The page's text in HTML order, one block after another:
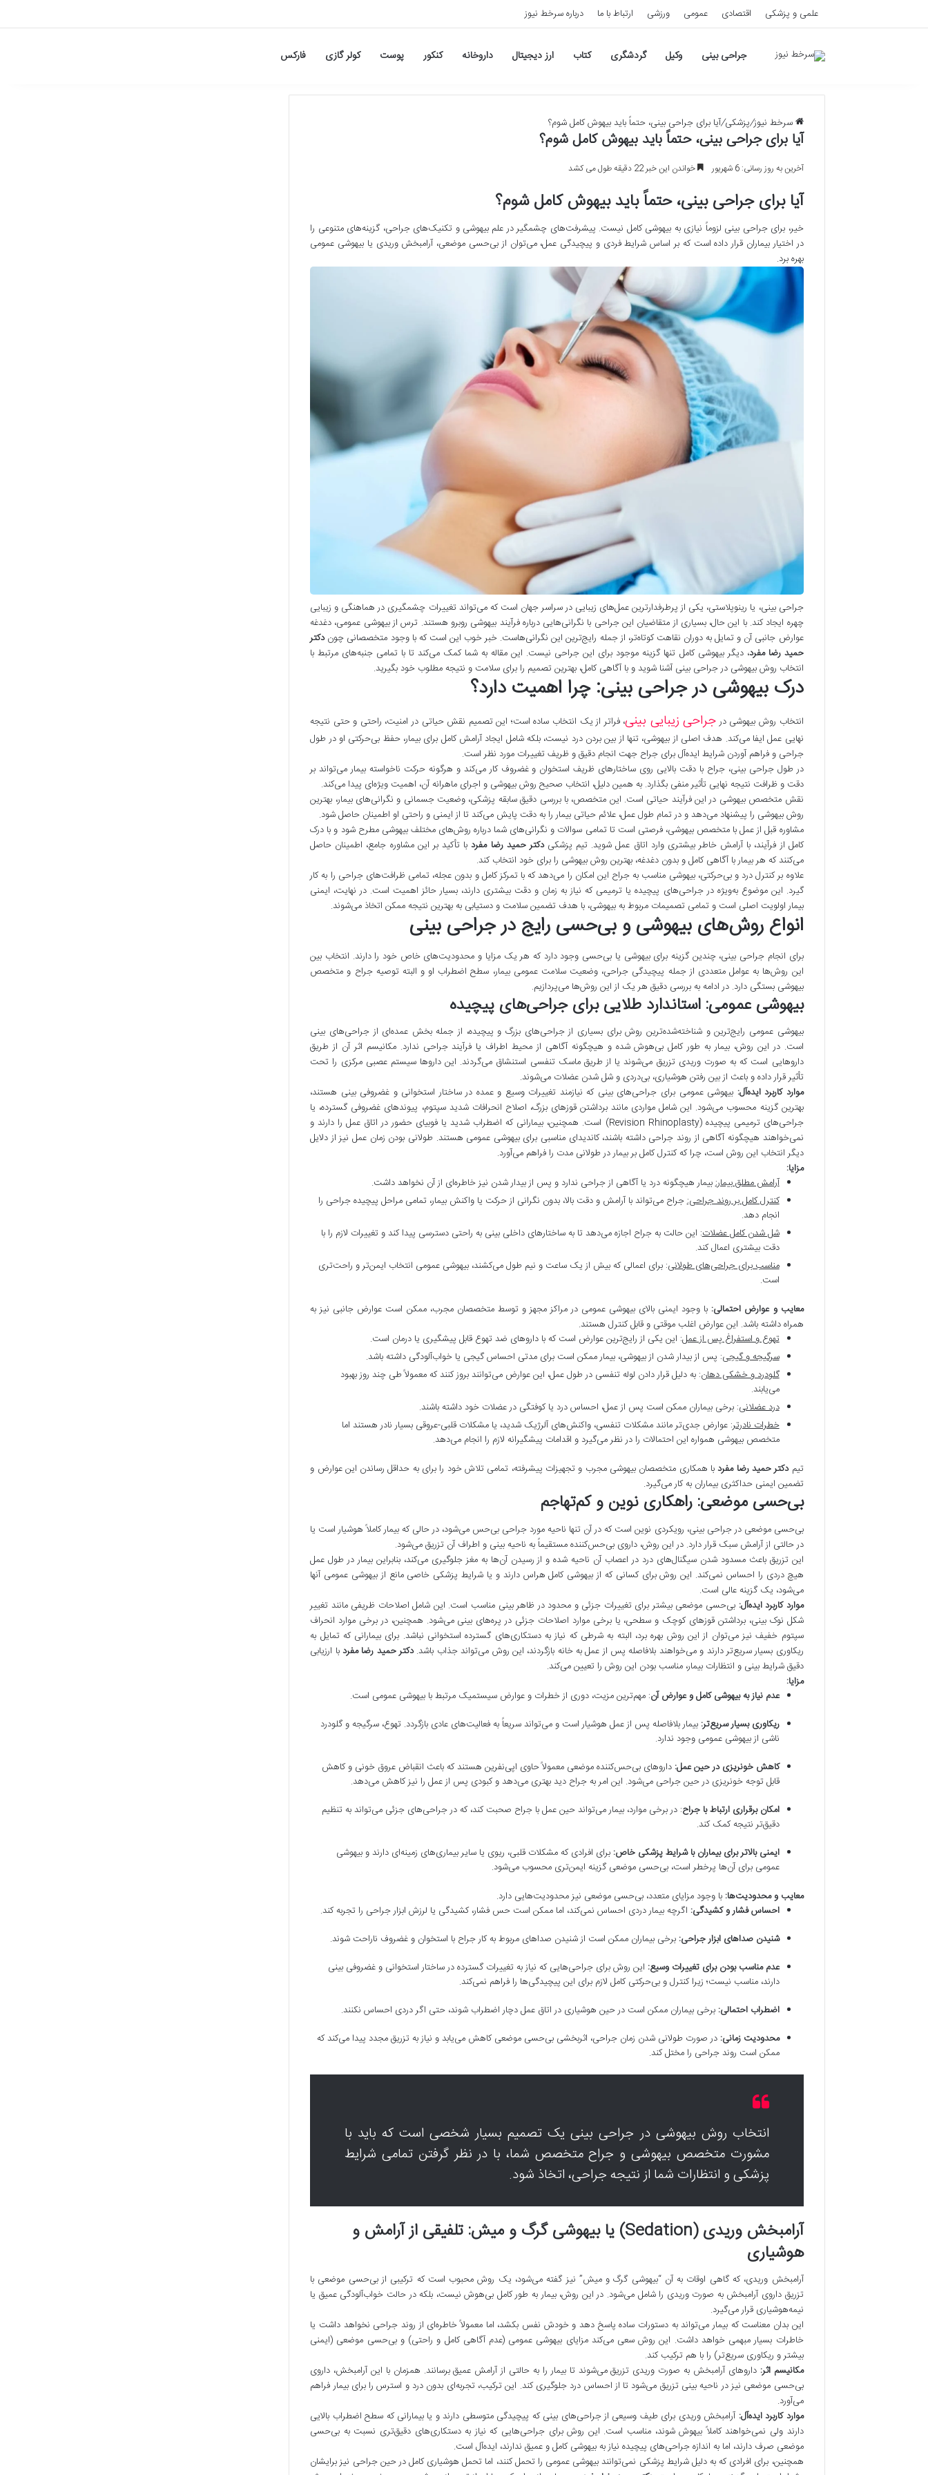
علمی و پزشکی اقتصادی عمومی ورزشی ارتباط با ما درباره سرخط نیوز
جراحی بینی وکیل گردشگری کتاب ارز دیجیتال داروخانه کنکور پوست کولر گازی فارکس
سرخط نیوز/پزشکی/آیا برای جراحی بینی، حتماً باید بیهوش کامل شوم؟
آیا برای جراحی بینی، حتماً باید بیهوش کامل شوم؟
آخرین به روز رسانی: 6 شهریور خواندن این خبر 22 دقیقه طول می کشد
آیا برای جراحی بینی، حتماً باید بیهوش کامل شوم؟
خیر، برای جراحی بینی لزوماً نیازی به بیهوشی کامل نیست. پیشرفت‌های چشمگیر در علم بیهوشی و تکنیک‌های جراحی، گزینه‌های متنوعی را
در اختیار بیماران قرار داده است که بر اساس شرایط فردی و پیچیدگی عمل، می‌توان از بی‌حسی موضعی، آرامبخش وریدی یا بیهوشی عمومی
بهره برد.
جراحی بینی، یا رینوپلاستی، یکی از پرطرفدارترین عمل‌های زیبایی در سراسر جهان است که می‌تواند تغییرات چشمگیری در هماهنگی و زیبایی
چهره ایجاد کند. با این حال، بسیاری از متقاضیان این جراحی با نگرانی‌هایی درباره فرآیند بیهوشی روبرو هستند. ترس از بیهوشی عمومی، دغدغه
عوارض جانبی آن و تمایل به دوران نقاهت کوتاه‌تر، از جمله رایج‌ترین این نگرانی‌هاست. خبر خوب این است که با وجود متخصصانی چون دکتر
حمید رضا مفرد، دیگر بیهوشی کامل تنها گزینه موجود برای این جراحی نیست. این مقاله به شما کمک می‌کند تا با تمامی جنبه‌های مرتبط با
انتخاب روش بیهوشی در جراحی بینی آشنا شوید و با آگاهی کامل، بهترین تصمیم را برای سلامت و نتیجه مطلوب خود بگیرید.
درک بیهوشی در جراحی بینی: چرا اهمیت دارد؟
انتخاب روش بیهوشی درجراحی زیبایی بینی، فراتر از یک انتخاب ساده است؛ این تصمیم نقش حیاتی در امنیت، راحتی و حتی نتیجه
نهایی عمل ایفا می‌کند. هدف اصلی از بیهوشی، تنها از بین بردن درد نیست، بلکه شامل ایجاد آرامش کامل برای بیمار، حفظ بی‌حرکتی او در طول
جراحی و فراهم آوردن شرایط ایده‌آل برای جراح جهت انجام دقیق و ظریف تغییرات مورد نظر است.
در طول جراحی بینی، جراح با دقت بالایی روی ساختارهای ظریف استخوان و غضروف کار می‌کند و هرگونه حرکت ناخواسته بیمار می‌تواند بر
دقت و ظرافت نتیجه نهایی تأثیر منفی بگذارد. به همین دلیل، انتخاب صحیح روش بیهوشی و اجرای ماهرانه آن، اهمیت ویژه‌ای پیدا می‌کند.
نقش متخصص بیهوشی در این فرآیند حیاتی است. این متخصص، با بررسی دقیق سابقه پزشکی، وضعیت جسمانی و نگرانی‌های بیمار، بهترین
روش بیهوشی را پیشنهاد می‌دهد و در تمام طول عمل، علائم حیاتی بیمار را به دقت پایش می‌کند تا از ایمنی و راحتی او اطمینان حاصل شود.
مشاوره قبل از عمل با متخصص بیهوشی، فرصتی است تا تمامی سوالات و نگرانی‌های شما درباره روش‌های مختلف بیهوشی مطرح شود و با درک
کامل از فرآیند، با آرامش خاطر بیشتری وارد اتاق عمل شوید. تیم پزشکی دکتر حمید رضا مفرد با تأکید بر این مشاوره جامع، اطمینان حاصل
می‌کنند که هر بیمار با آگاهی کامل و بدون دغدغه، بهترین روش بیهوشی را برای خود انتخاب کند.
علاوه بر کنترل درد و بی‌حرکتی، بیهوشی مناسب به جراح این امکان را می‌دهد که با تمرکز کامل و بدون عجله، تمامی ظرافت‌های جراحی را به کار
گیرد. این موضوع به‌ویژه در جراحی‌های پیچیده یا ترمیمی که نیاز به زمان و دقت بیشتری دارند، بسیار حائز اهمیت است. در نهایت، ایمنی
بیمار اولویت اصلی است و تمامی تصمیمات مربوط به بیهوشی، با هدف تضمین سلامت و دستیابی به بهترین نتیجه ممکن اتخاذ می‌شوند.
انواع روش‌های بیهوشی و بی‌حسی رایج در جراحی بینی
برای انجام جراحی بینی، چندین گزینه برای بیهوشی یا بی‌حسی وجود دارد که هر یک مزایا و محدودیت‌های خاص خود را دارند. انتخاب بین
این روش‌ها به عوامل متعددی از جمله پیچیدگی جراحی، وضعیت سلامت عمومی بیمار، سطح اضطراب او و البته توصیه جراح و متخصص
بیهوشی بستگی دارد. در ادامه به بررسی دقیق هر یک از این روش‌ها می‌پردازیم.
بیهوشی عمومی: استاندارد طلایی برای جراحی‌های پیچیده
بیهوشی عمومی رایج‌ترین و شناخته‌شده‌ترین روش برای بسیاری از جراحی‌های بزرگ و پیچیده، از جمله بخش عمده‌ای از جراحی‌های بینی
است. در این روش، بیمار به طور کامل بی‌هوش شده و هیچگونه آگاهی از محیط اطراف یا فرآیند جراحی ندارد. مکانیسم اثر آن از طریق
داروهایی است که به صورت وریدی تزریق می‌شوند یا از طریق ماسک تنفسی استنشاق می‌گردند. این داروها سیستم عصبی مرکزی را تحت
تأثیر قرار داده و باعث از بین رفتن هوشیاری، بی‌دردی و شل شدن عضلات می‌شوند.
موارد کاربرد ایده‌آل: بیهوشی عمومی برای جراحی‌های بینی که نیازمند تغییرات وسیع و عمده در ساختار استخوانی و غضروفی بینی هستند،
بهترین گزینه محسوب می‌شود. این شامل مواردی مانند برداشتن قوزهای بزرگ، اصلاح انحرافات شدید سپتوم، پیوندهای غضروفی گسترده، یا
جراحی‌های ترمیمی پیچیده (Revision Rhinoplasty) است. همچنین، بیمارانی که اضطراب شدید یا فوبیای حضور در اتاق عمل را دارند و
نمی‌خواهند هیچگونه آگاهی از روند جراحی داشته باشند، کاندیدای مناسبی برای بیهوشی عمومی هستند. طولانی بودن زمان عمل نیز از دلایل
دیگر انتخاب این روش است، چرا که کنترل کامل بر بیمار در طولانی مدت را فراهم می‌آورد.
مزایا:
آرامش مطلق بیمار:بیمار هیچگونه درد یا آگاهی از جراحی ندارد و پس از بیدار شدن نیز خاطره‌ای از آن نخواهد داشت.
کنترل کامل بر روند جراحی:جراح می‌تواند با آرامش و دقت بالا، بدون نگرانی از حرکت یا واکنش بیمار، تمامی مراحل پیچیده جراحی را
انجام دهد.
شل شدن کامل عضلات: این حالت به جراح اجازه می‌دهد تا به ساختارهای داخلی بینی به راحتی دسترسی پیدا کند و تغییرات لازم را با
دقت بیشتری اعمال کند.
مناسب برای جراحی‌های طولانی: برای اعمالی که بیش از یک ساعت و نیم طول می‌کشند، بیهوشی عمومی انتخاب ایمن‌تر و راحت‌تری
است.
معایب و عوارض احتمالی: با وجود ایمنی بالای بیهوشی عمومی در مراکز مجهز و توسط متخصصان مجرب، ممکن است عوارض جانبی نیز به
همراه داشته باشد. این عوارض اغلب موقتی و قابل کنترل هستند.
تهوع و استفراغ پس از عمل: این یکی از رایج‌ترین عوارض است که با داروهای ضد تهوع قابل پیشگیری یا درمان است.
سرگیجه و گیجی: پس از بیدار شدن از بیهوشی، بیمار ممکن است برای مدتی احساس گیجی یا خواب‌آلودگی داشته باشد.
گلودرد و خشکی دهان: به دلیل قرار دادن لوله تنفسی در طول عمل، این عوارض می‌توانند بروز کنند که معمولاً طی چند روز بهبود
می‌یابند.
درد عضلانی: برخی بیماران ممکن است پس از عمل، احساس درد یا کوفتگی در عضلات خود داشته باشند.
خطرات نادرتر: عوارض جدی‌تر مانند مشکلات تنفسی، واکنش‌های آلرژیک شدید، یا مشکلات قلبی-عروقی بسیار نادر هستند اما
متخصص بیهوشی همواره این احتمالات را در نظر می‌گیرد و اقدامات پیشگیرانه لازم را انجام می‌دهد.
تیم دکتر حمید رضا مفرد با همکاری متخصصان بیهوشی مجرب و تجهیزات پیشرفته، تمامی تلاش خود را برای به حداقل رساندن این عوارض و
تضمین ایمنی حداکثری بیماران به کار می‌گیرد.
بی‌حسی موضعی: راهکاری نوین و کم‌تهاجم
بی‌حسی موضعی در جراحی بینی، رویکردی نوین است که در آن تنها ناحیه مورد جراحی بی‌حس می‌شود، در حالی که بیمار کاملاً هوشیار است یا
در حالتی از آرامش سبک قرار دارد. در این روش، داروی بی‌حس‌کننده مستقیماً به ناحیه بینی و اطراف آن تزریق می‌شود.
این تزریق باعث مسدود شدن سیگنال‌های درد در اعصاب آن ناحیه شده و از رسیدن آن‌ها به مغز جلوگیری می‌کند، بنابراین بیمار در طول عمل
هیچ دردی را احساس نمی‌کند. این روش برای کسانی که از بیهوشی کامل هراس دارند و یا شرایط پزشکی خاصی مانع از بیهوشی عمومی آنها
می‌شود، یک گزینه عالی است.
موارد کاربرد ایده‌آل: بی‌حسی موضعی بیشتر برای تغییرات جزئی و محدود در ظاهر بینی مناسب است. این شامل اصلاحات ظریفی مانند تغییر
شکل نوک بینی، برداشتن قوزهای کوچک و سطحی، یا برخی موارد اصلاحات جزئی در پره‌های بینی می‌شود. همچنین، در برخی موارد انحراف
سپتوم خفیف نیز می‌توان از این روش بهره برد، البته به شرطی که نیاز به دستکاری‌های گسترده استخوانی نباشد. برای بیمارانی که تمایل به
ریکاوری بسیار سریع‌تر دارند و می‌خواهند بلافاصله پس از عمل به خانه بازگردند، این روش می‌تواند جذاب باشد. دکتر حمید رضا مفرد با ارزیابی
دقیق شرایط بینی و انتظارات بیمار، مناسب بودن این روش را تعیین می‌کند.
مزایا:
عدم نیاز به بیهوشی کامل و عوارض آن: مهم‌ترین مزیت، دوری از خطرات و عوارض سیستمیک مرتبط با بیهوشی عمومی است.
ریکاوری بسیار سریع‌تر:بیمار بلافاصله پس از عمل هوشیار است و می‌تواند سریعاً به فعالیت‌های عادی بازگردد. تهوع، سرگیجه و گلودرد
ناشی از بیهوشی عمومی وجود ندارد.
کاهش خونریزی در حین عمل:داروهای بی‌حس‌کننده موضعی معمولاً حاوی اپی‌نفرین هستند که باعث انقباض عروق خونی و کاهش
قابل توجه خونریزی در حین جراحی می‌شود. این امر به جراح دید بهتری می‌دهد و کبودی پس از عمل را نیز کاهش می‌دهد.
امکان برقراری ارتباط با جراح: در برخی موارد، بیمار می‌تواند حین عمل با جراح صحبت کند، که در جراحی‌های جزئی می‌تواند به تنظیم
دقیق‌تر نتیجه کمک کند.
ایمنی بالاتر برای بیماران با شرایط پزشکی خاص: برای افرادی که مشکلات قلبی، ریوی یا سایر بیماری‌های زمینه‌ای دارند و بیهوشی
عمومی برای آن‌ها پرخطر است، بی‌حسی موضعی گزینه ایمن‌تری محسوب می‌شود.
معایب و محدودیت‌ها: با وجود مزایای متعدد، بی‌حسی موضعی نیز محدودیت‌هایی دارد.
احساس فشار و کشیدگی: اگرچه بیمار دردی احساس نمی‌کند، اما ممکن است حس فشار، کشیدگی یا لرزش ابزار جراحی را تجربه کند.
شنیدن صداهای ابزار جراحی: برخی بیماران ممکن است از شنیدن صداهای مربوط به کار جراح با استخوان و غضروف ناراحت شوند.
عدم مناسب بودن برای تغییرات وسیع: این روش برای جراحی‌هایی که نیاز به تغییرات گسترده در ساختار استخوانی و غضروفی بینی
دارند، مناسب نیست؛ زیرا کنترل و بی‌حرکتی کامل لازم برای این پیچیدگی‌ها را فراهم نمی‌کند.
اضطراب احتمالی: برخی بیماران ممکن است در حین هوشیاری در اتاق عمل دچار اضطراب شوند، حتی اگر دردی احساس نکنند.
محدودیت زمانی: در صورت طولانی شدن زمان جراحی، اثربخشی بی‌حسی موضعی کاهش می‌یابد و نیاز به تزریق مجدد پیدا می‌کند که
ممکن است روند جراحی را مختل کند.
انتخاب روش بیهوشی در جراحی بینی یک تصمیم بسیار شخصی است که باید با
مشورت متخصص بیهوشی و جراح متخصص شما، با در نظر گرفتن تمامی شرایط
پزشکی و انتظارات شما از نتیجه جراحی، اتخاذ شود.
آرامبخش وریدی (Sedation) یا بیهوشی گرگ و میش: تلفیقی از آرامش و
هوشیاری
آرامبخش وریدی، که گاهی اوقات به آن “بیهوشی گرگ و میش” نیز گفته می‌شود، یک روش محبوب است که ترکیبی از بی‌حسی موضعی با
تزریق داروی آرامبخش به صورت وریدی را شامل می‌شود. در این روش، بیمار به طور کامل بی‌هوش نیست، بلکه در حالت خواب‌آلودگی عمیق یا
نیمه‌هوشیاری قرار می‌گیرد.
این بدان معناست که بیمار می‌تواند به دستورات ساده پاسخ دهد و خودش نفس بکشد، اما معمولاً خاطره‌ای از روند جراحی نخواهد داشت یا
خاطرات بسیار مبهمی خواهد داشت. این روش سعی می‌کند مزایای بیهوشی عمومی (عدم آگاهی کامل و راحتی) و بی‌حسی موضعی (ایمنی
بیشتر و ریکاوری سریع‌تر) را با هم ترکیب کند.
مکانیسم اثر: داروهای آرامبخش به صورت وریدی تزریق می‌شوند تا بیمار را به حالتی از آرامش عمیق برسانند. همزمان با این آرامبخش، داروی
بی‌حسی موضعی نیز در ناحیه بینی تزریق می‌شود تا از احساس درد جلوگیری کند. این ترکیب، تجربه‌ای بدون درد و استرس را برای بیمار فراهم
می‌آورد.
موارد کاربرد ایده‌آل: آرامبخش وریدی برای طیف وسیعی از جراحی‌های بینی که پیچیدگی متوسطی دارند و یا بیمارانی که سطح اضطراب بالایی
دارند ولی نمی‌خواهند کاملاً بیهوش شوند، مناسب است. این روش برای جراحی‌هایی که نیاز به دستکاری‌های دقیق‌تری نسبت به بی‌حسی
موضعی صرف دارند، اما به اندازه جراحی‌های پیچیده نیاز به بیهوشی کامل و عمیق ندارند، ایده‌آل است.
همچنین، برای افرادی که به دلیل شرایط پزشکی نمی‌توانند بیهوشی عمومی را تحمل کنند، اما تحمل هوشیاری کامل در حین جراحی نیز برایشان